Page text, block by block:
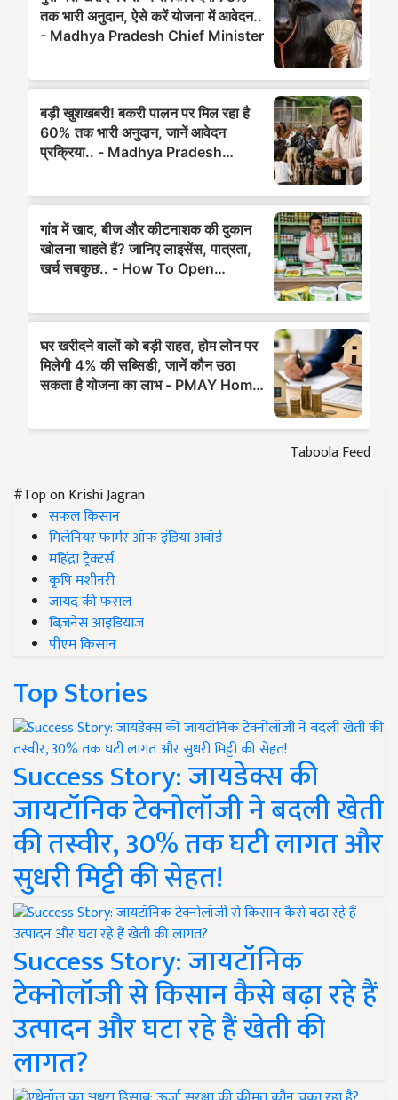
Taboola Feed
#Top on Krishi Jagran
सफल किसान
मिलेनियर फार्मर ऑफ इंडिया अवॉर्ड
महिंद्रा ट्रैक्टर्स
कृषि मशीनरी
जायद की फसल
बिज़नेस आइडियाज
पीएम किसान
Top Stories
Success Story: जायडेक्स की
जायटॉनिक टेक्नोलॉजी ने बदली खेती
की तस्वीर, 30% तक घटी लागत और
सुधरी मिट्टी की सेहत!
Success Story: जायटॉनिक
टेक्नोलॉजी से किसान कैसे बढ़ा रहे हैं
उत्पादन और घटा रहे हैं खेती की
लागत?